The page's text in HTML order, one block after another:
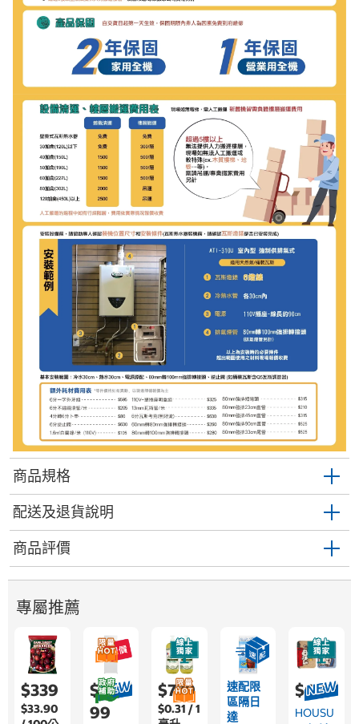
商品規格
配送及退貨說明
商品評價
專屬推薦
$339
$33.90
$22,9
99
$779
$0.31 / 1
速配限
區隔日
達
$689
HOUSU